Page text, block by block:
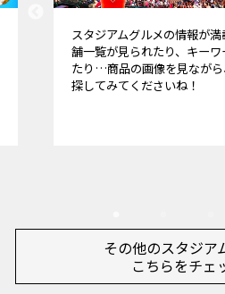
スタジアムグルメの情報が
舗一覧が見られたり、キー
たり…商品の画像を見なが
探してみてくださいね！
その他のスタジア
こちらをチェ